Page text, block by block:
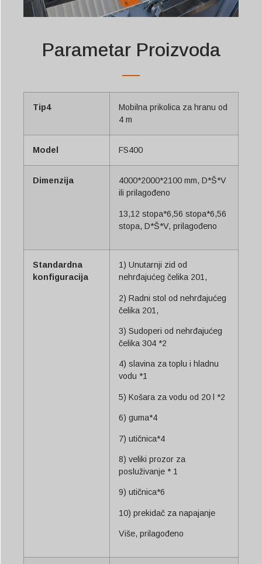
Parametar Proizvoda
Tip4
Mobilna prikolica za hranu od
4 m
Model FS400
Dimenzija
4000*2000*2100 mm, D*Š*V
ili prilagođeno
13,12 stopa*6,56 stopa*6,56
stopa, D*Š*V, prilagođeno
Standardna
konfiguracija
1) Unutarnji zid od
nehrđajućeg čelika 201,
2) Radni stol od nehrđajućeg
čelika 201,
3) Sudoperi od nehrđajućeg
čelika 304 *2
4) slavina za toplu i hladnu
vodu *1
5) Košara za vodu od 20 l *2
6) guma*4
7) utičnica*4
8) veliki prozor za
posluživanje * 1
9) utičnica*6
10) prekidač za napajanje
Više, prilagođeno